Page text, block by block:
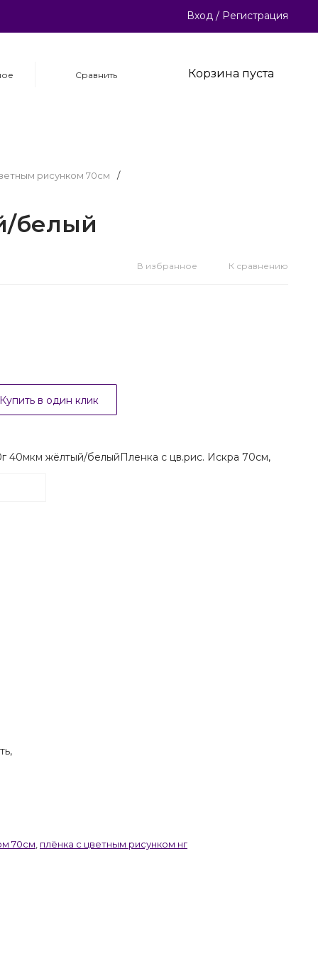
Вход / Регистрация
Сравнить Корзина пуста
рисунком 70см /
белый
В избранное К сравнению
Купить в один клик
Пленка с цв.рис. Искра 70см,
70см, плёнка с цветным рисунком нг